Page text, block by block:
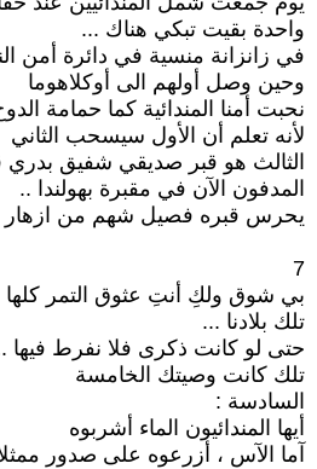
واحدة بقيت تبكي هناك ...
في زانزانة منسية في دائرة أمن
وحين وصل أولهم الى أوكلاهوما
نحبت أمنا المندائية كما حمامة
لأنه تعلم أن الأول سيسحب الثاني
الثالث هو قبر صديقي شفيق بدري
المدفون الآن في مقبرة بهولندا ..
يحرس قبره فصيل شهم من ازهار
7
بي شوق ولكِ أنتِ عثوق التمر كلها
تلك بلادنا ...
حتى لو كانت ذكرى فلا نفرط فيها
تلك كانت وصيتك الخامسة
السادسة :
أيها المندائيون الماء أشربوه
آما الآس ، أزرعوه على صدور